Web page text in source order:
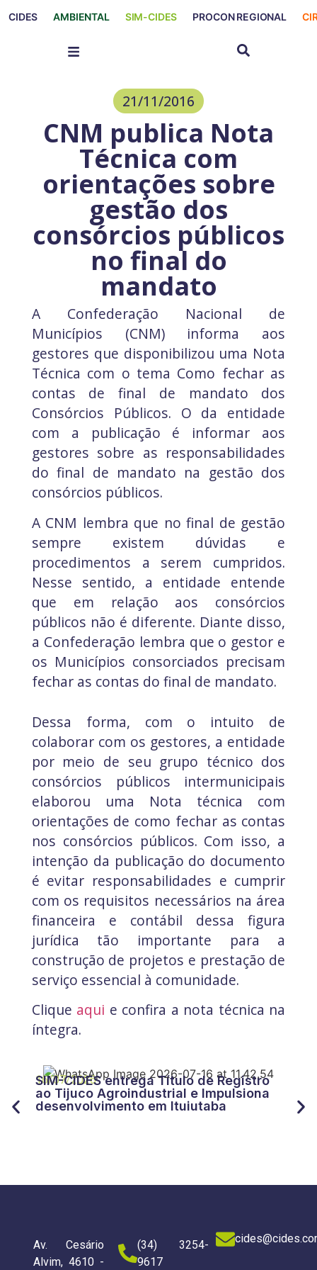
CIDES AMBIENTAL SIM-CIDES PROCON REGIONAL
21/11/2016
CNM publica Nota
Técnica com
orientações sobre
gestão dos
consórcios públicos
no final do
mandato
A Confederação Nacional de
Municípios (CNM) informa aos
gestores que disponibilizou uma Nota
Técnica com o tema Como fechar as
contas de final de mandato dos
Consórcios Públicos. O da entidade
com a publicação é informar aos
gestores sobre as responsabilidades
do final de mandato na gestão dos
consórcios públicos.
A CNM lembra que no final de gestão
sempre existem dúvidas e
procedimentos a serem cumpridos.
Nesse sentido, a entidade entende
que em relação aos consórcios
públicos não é diferente. Diante disso,
a Confederação lembra que o gestor e
os Municípios consorciados precisam
fechar as contas do final de mandato.
Dessa forma, com o intuito de
colaborar com os gestores, a entidade
por meio de seu grupo técnico dos
consórcios públicos intermunicipais
elaborou uma Nota técnica com
orientações de como fechar as contas
nos consórcios públicos. Com isso, a
intenção da publicação do documento
é evitar responsabilidades e cumprir
com os requisitos necessários na área
financeira e contábil dessa figura
jurídica tão importante para a
construção de projetos e prestação de
serviço essencial à comunidade.
Clique aqui e confira a nota técnica na
íntegra.
16/07/2026
SIM-CIDES entrega Título de Registro
ao Tijuco Agroindustrial e Impulsiona
desenvolvimento em Ituiutaba
do
Av. Cesário
Alvim, 4610 -
(34) 3254-
9617